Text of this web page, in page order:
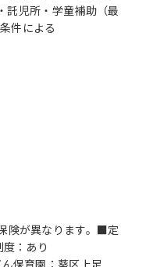
託児所・学童補助（最
件による
険が異なります。■定
：あり
保育園：葵区上足